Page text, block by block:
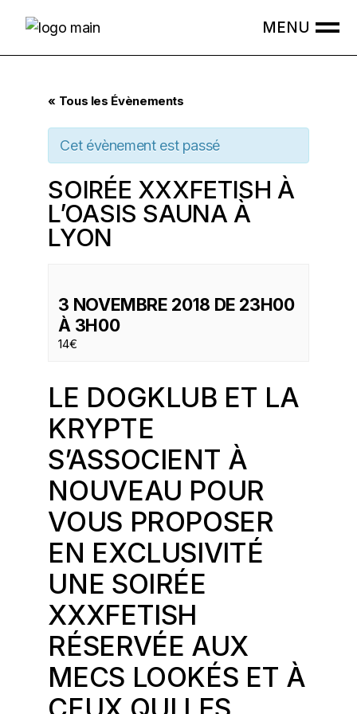
« Tous les Évènements
Cet évènement est passé
SOIRÉE XXXFETISH À
L’OASIS SAUNA À
LYON
3 NOVEMBRE 2018 DE 23H00
À 3H00
14€
LE DOGKLUB ET LA
KRYPTE
S’ASSOCIENT À
NOUVEAU POUR
VOUS PROPOSER
EN EXCLUSIVITÉ
UNE SOIRÉE
XXXFETISH
RÉSERVÉE AUX
MECS LOOKÉS ET À